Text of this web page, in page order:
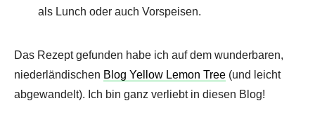
als Lunch oder auch Vorspeisen.
Das Rezept gefunden habe ich auf dem wunderbaren,
niederländischen Blog Yellow Lemon Tree (und leicht
abgewandelt). Ich bin ganz verliebt in diesen Blog!